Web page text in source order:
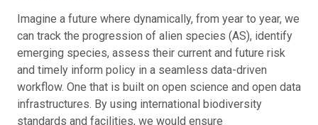
Imagine a future where dynamically, from year to year, we
can track the progression of alien species (AS), identify
emerging species, assess their current and future risk
and timely inform policy in a seamless data-driven
workflow. One that is built on open science and open data
infrastructures. By using international biodiversity
standards and facilities, we would ensure